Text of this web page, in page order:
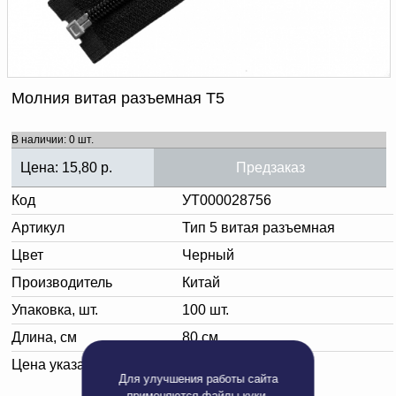
Для улучшения работы сайта
Доверенность на
получение груза
Документы по работе с
персональными данными
Письмо руководителю
Вопросы и ответы
Молния витая разъемная Т5
В наличии: 0 шт.
Цена: 15,80 р. Предзаказ
Код
УТ000028756
Артикул
Тип 5 витая разъемная
Цвет
Черный
Производитель
Китай
Упаковка, шт.
100 шт.
Длина, см
80 см
Цена указана за:
в